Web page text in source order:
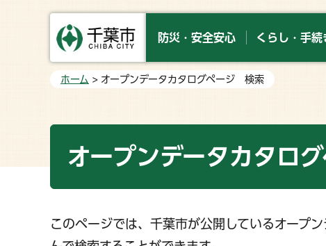
防災・安全安心 くらし・手続
ホーム > オープンデータカタログページ 検索
オープンデータカタロ
このページでは、千葉市が公開しているオープ